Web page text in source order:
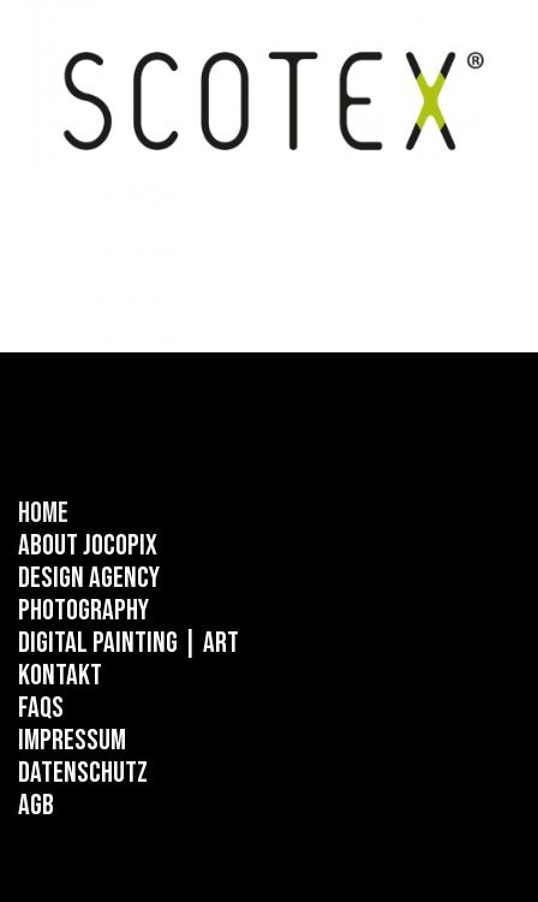
Home
About Jocopix
Design Agency
Photography
Digital Painting | ART
Kontakt
FAQs
Impressum
Datenschutz
AGB